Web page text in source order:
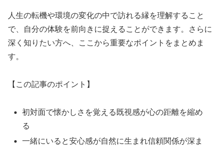
人生の転機や環境の変化の中で訪れる縁を理解すること
で、自分の体験を前向きに捉えることができます。さらに
深く知りたい方へ、ここから重要なポイントをまとめま
す。
【この記事のポイント】
初対面で懐かしさを覚える既視感が心の距離を縮め
る
一緒にいると安心感が自然に生まれ信頼関係が深ま